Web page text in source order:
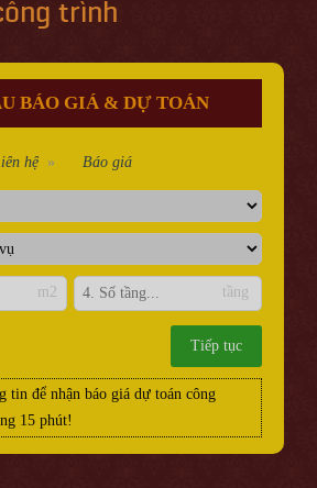
trình
BÁO GIÁ & DỰ TOÁN
hệ Báo giá
m2 tầng
Tiếp tục
tin để nhận báo giá dự toán công
15 phút!